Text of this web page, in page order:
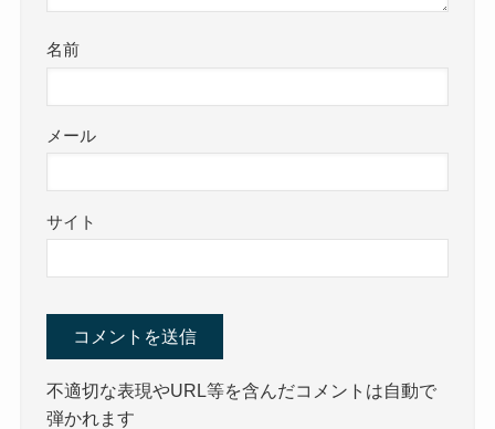
名前
メール
サイト
不適切な表現やURL等を含んだコメントは自動で
弾かれます